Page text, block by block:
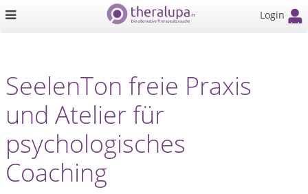
Login
SeelenTon freie Praxis
und Atelier für
psychologisches
Coaching